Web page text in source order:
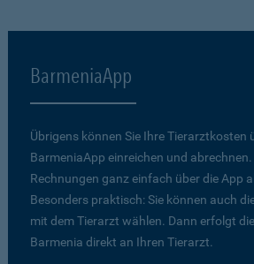
BarmeniaApp
Übrigens können Sie Ihre Tierarztkosten
BarmeniaApp einreichen und abrechnen.
Rechnungen ganz einfach über die App
Besonders praktisch: Sie können auch
mit dem Tierarzt wählen. Dann erfolgt
Barmenia direkt an Ihren Tierarzt.